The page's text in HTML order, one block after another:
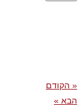
« הקודם
הבא »